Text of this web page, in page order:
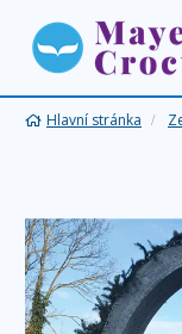
Hlavní stránka